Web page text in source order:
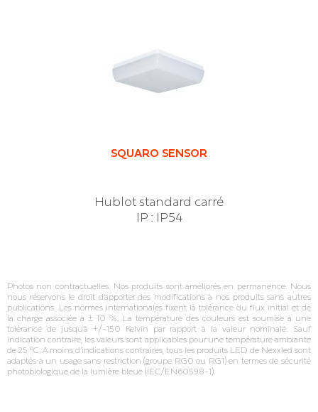
SQUARO SENSOR
Hublot standard carré
IP : IP54
Photos non contractuelles. Nos produits sont améliorés en permanence. Nous
nous réservons le droit d’apporter des modifications à nos produits sans autres
publications. Les normes internationales fixent la tolérance du flux initial et de
la charge associée à ± 10 %. La température des couleurs est soumise à une
tolérance de jusqu’à +/‐150 Kelvin par rapport à la valeur nominale. Sauf
indication contraire, les valeurs sont applicables pour une température ambiante
de 25 °C. A moins d’indications contraires, tous les produits LED de Nexxled sont
adaptés à un usage sans restriction (groupe RG0 ou RG1) en termes de sécurité
photobiologique de la lumière bleue (IEC/EN60598‐1).